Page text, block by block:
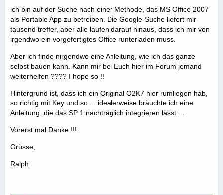
ich bin auf der Suche nach einer Methode, das MS Office 2007
als Portable App zu betreiben. Die Google-Suche liefert mir
tausend treffer, aber alle laufen darauf hinaus, dass ich mir von
irgendwo ein vorgefertigtes Office runterladen muss.
Aber ich finde nirgendwo eine Anleitung, wie ich das ganze
selbst bauen kann. Kann mir bei Euch hier im Forum jemand
weiterhelfen ???? I hope so !!
Hintergrund ist, dass ich ein Original O2K7 hier rumliegen hab,
so richtig mit Key und so ... idealerweise bräuchte ich eine
Anleitung, die das SP 1 nachträglich integrieren lässt ...
Vorerst mal Danke !!!
Grüsse,
Ralph